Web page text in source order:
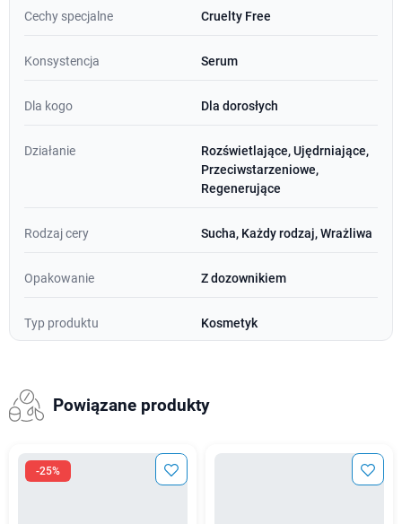
Cechy specjalne Cruelty Free
Konsystencja Serum
Dla kogo Dla dorosłych
Działanie
Rozświetlające, Ujędrniające,
Przeciwstarzeniowe,
Regenerujące
Rodzaj cery Sucha, Każdy rodzaj, Wrażliwa
Opakowanie Z dozownikiem
Typ produktu Kosmetyk
Powiązane produkty
-25%